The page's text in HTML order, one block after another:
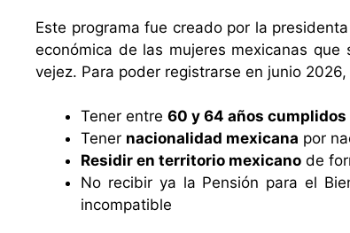
Este programa fue creado por la
económica de las mujeres mexicanas
vejez. Para poder registrarse en junio
Tener entre 60 y 64 años cumplidos
Tener nacionalidad mexicana por
Residir en territorio mexicano de
No recibir ya la Pensión para el
incompatible